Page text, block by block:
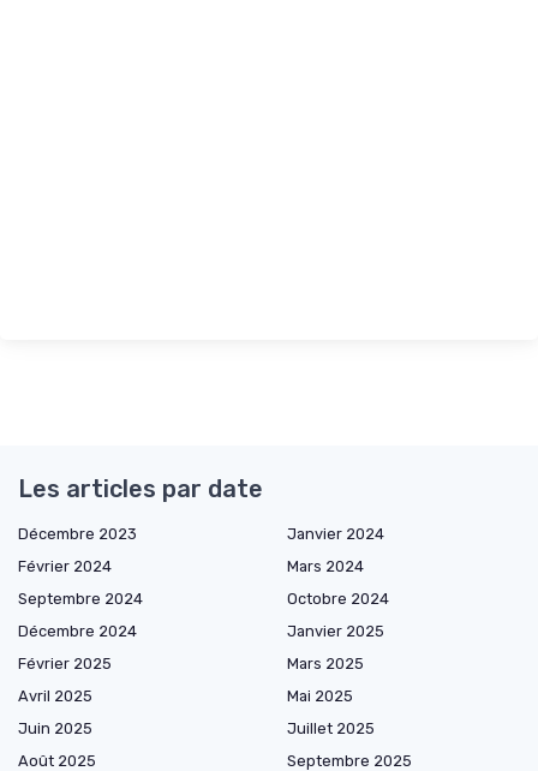
Les articles par date
Décembre 2023
Janvier 2024
Février 2024
Mars 2024
Septembre 2024
Octobre 2024
Décembre 2024
Janvier 2025
Février 2025
Mars 2025
Avril 2025
Mai 2025
Juin 2025
Juillet 2025
Août 2025
Septembre 2025